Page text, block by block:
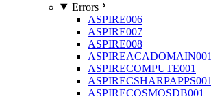
Errors
ASPIRE006
ASPIRE007
ASPIRE008
ASPIREACADOMAIN001
ASPIRECOMPUTE001
ASPIRECSHARPAPPS001
ASPIRECOSMOSDB001